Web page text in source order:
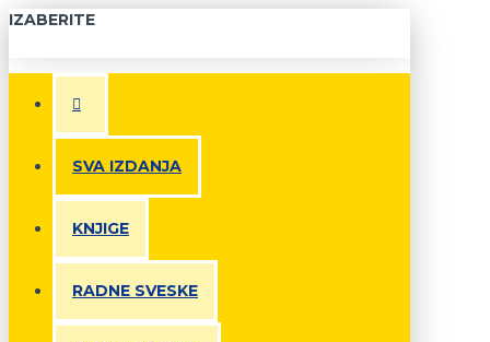
IZABERITE
SVA IZDANJA
KNJIGE
RADNE SVESKE